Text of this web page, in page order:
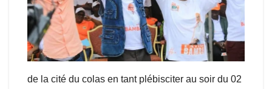
de la cité du colas en tant plébisciter au soir du 02